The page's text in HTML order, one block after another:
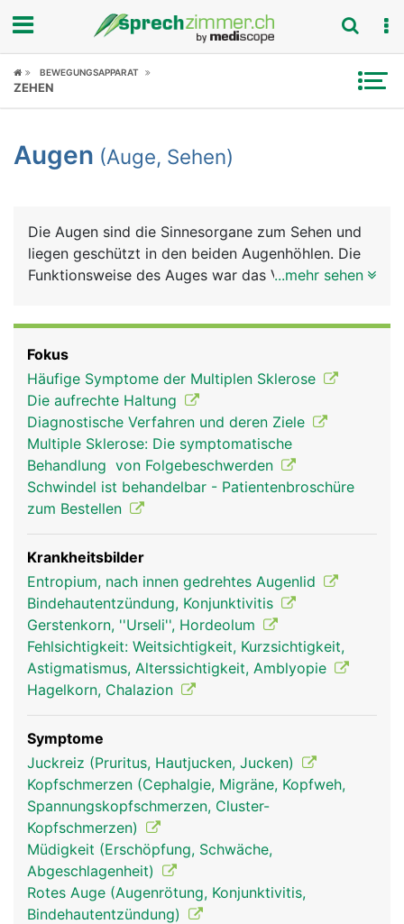
Fokus
Symptome
News
Rubriken
BEWEGUNGSAPPARAT
ZEHEN
Augen (Auge, Sehen)
Die Augen sind die Sinnesorgane zum Sehen und
liegen geschützt in den beiden Augenhöhlen. Die
Funktionsweise des Auges war das Vorbild für die
(Akkommodation). Die Regenbogenhaut (Iris), die
Blende beim Fotoapparat, kann sich weiter öffnen
oder schliessen (Pupille) und so die Intensität des
einfallenden Lichts regulieren. Die Sehrezeptoren
auf der Netzhaut (Retina) an der Rückfläche des
Auges wandeln das Licht in elektrische
Nervensignale um, die über den Sehnerven zum
Sehzentrum im Hirn geleitet werden und dort das
Bild erzeugen, das wir sehen. Dadurch dass der
Mensch zwei Augen besitzt, die von mehreren
Augenmuskeln genau koordiniert werden, ist ein
dreidimensionales (räumliches) Sehen möglich.
Augen und Sehen
Frau
Augen und Sehen
...mehr sehen
Fokus
Häufige Symptome der Multiplen Sklerose
Die aufrechte Haltung
Diagnostische Verfahren und deren Ziele
Multiple Sklerose: Die symptomatische
Behandlung von Folgebeschwerden
Schwindel ist behandelbar - Patientenbroschüre
zum Bestellen
Krankheitsbilder
Entropium, nach innen gedrehtes Augenlid
Bindehautentzündung, Konjunktivitis
Gerstenkorn, ''Urseli'', Hordeolum
Fehlsichtigkeit: Weitsichtigkeit, Kurzsichtigkeit,
Astigmatismus, Alterssichtigkeit, Amblyopie
Hagelkorn, Chalazion
Symptome
Juckreiz (Pruritus, Hautjucken, Jucken)
Kopfschmerzen (Cephalgie, Migräne, Kopfweh,
Spannungskopfschmerzen, Cluster-
Kopfschmerzen)
Müdigkeit (Erschöpfung, Schwäche,
Abgeschlagenheit)
Rotes Auge (Augenrötung, Konjunktivitis,
Bindehautentzündung)